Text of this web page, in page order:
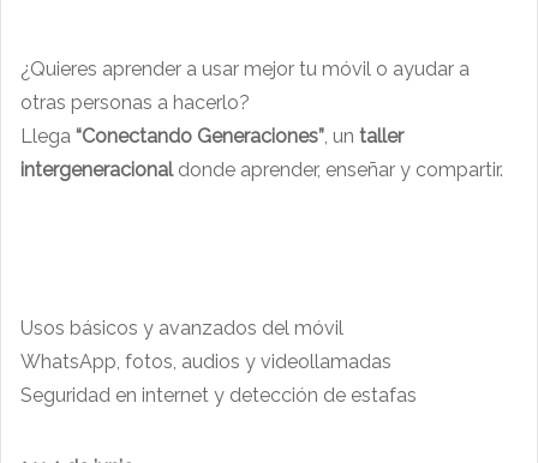
¿Quieres aprender a usar mejor tu móvil o ayudar a
otras personas a hacerlo?
Llega “Conectando Generaciones” , un taller
intergeneracionaldonde aprender, enseñar y compartir.
Usos básicos y avanzados del móvil
WhatsApp, fotos, audios y videollamadas
Seguridad en internet y detección de estafas